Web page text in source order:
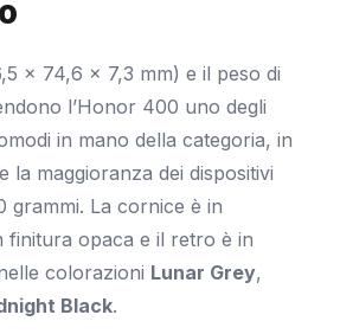
x 74,6 x 7,3 mm) e il peso di
l’Honor 400 uno degli
in mano della categoria, in
la maggioranza dei dispositivi
grammi. La cornice è in
finitura opaca e il retro è in
colorazioni Lunar Grey,
Black.